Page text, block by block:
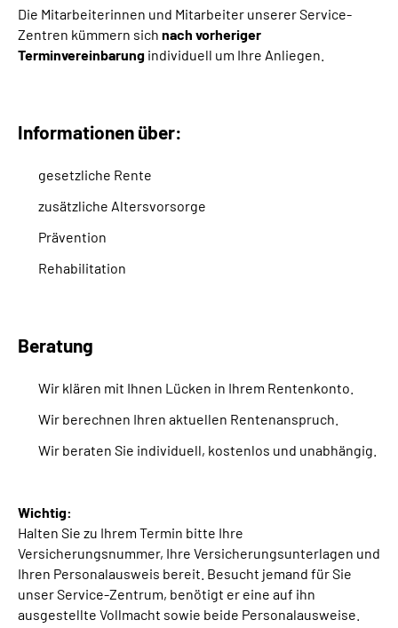
Über uns & Presse
Suche
Language
Leichte Sprache
Die Mitarbeiterinnen und Mitarbeiter unserer Service-
Zentren kümmern sich nach vorheriger
Terminvereinbarung individuell um Ihre Anliegen.
Informationen über:
gesetzliche Rente
zusätzliche Altersvorsorge
Prävention
Rehabilitation
Beratung
Wir klären mit Ihnen Lücken in Ihrem Rentenkonto.
Wir berechnen Ihren aktuellen Rentenanspruch.
Wir beraten Sie individuell, kostenlos und unabhängig.
Wichtig:
Halten Sie zu Ihrem Termin bitte Ihre
Versicherungsnummer, Ihre Versicherungsunterlagen und
Ihren Personalausweis bereit. Besucht jemand für Sie
unser Service-Zentrum, benötigt er eine auf ihn
ausgestellte Vollmacht sowie beide Personalausweise.